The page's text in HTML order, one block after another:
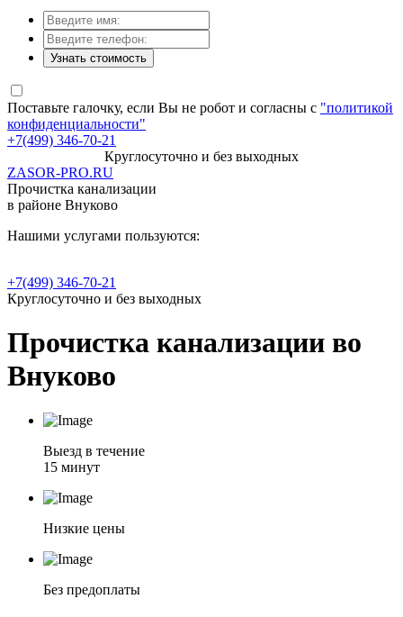
Узнать стоимость
Поставьте галочку, если Вы не робот и согласны с "политикой
конфиденциальности"
+7(499) 346-70-21
Круглосуточно и без выходных
ZASOR-PRO.RU
Прочистка канализации
в районе Внуково
Нашими услугами пользуются:
+7(499) 346-70-21
Круглосуточно и без выходных
Прочистка канализации во
Внуково
Выезд в течение
15 минут
Низкие цены
Без предоплаты